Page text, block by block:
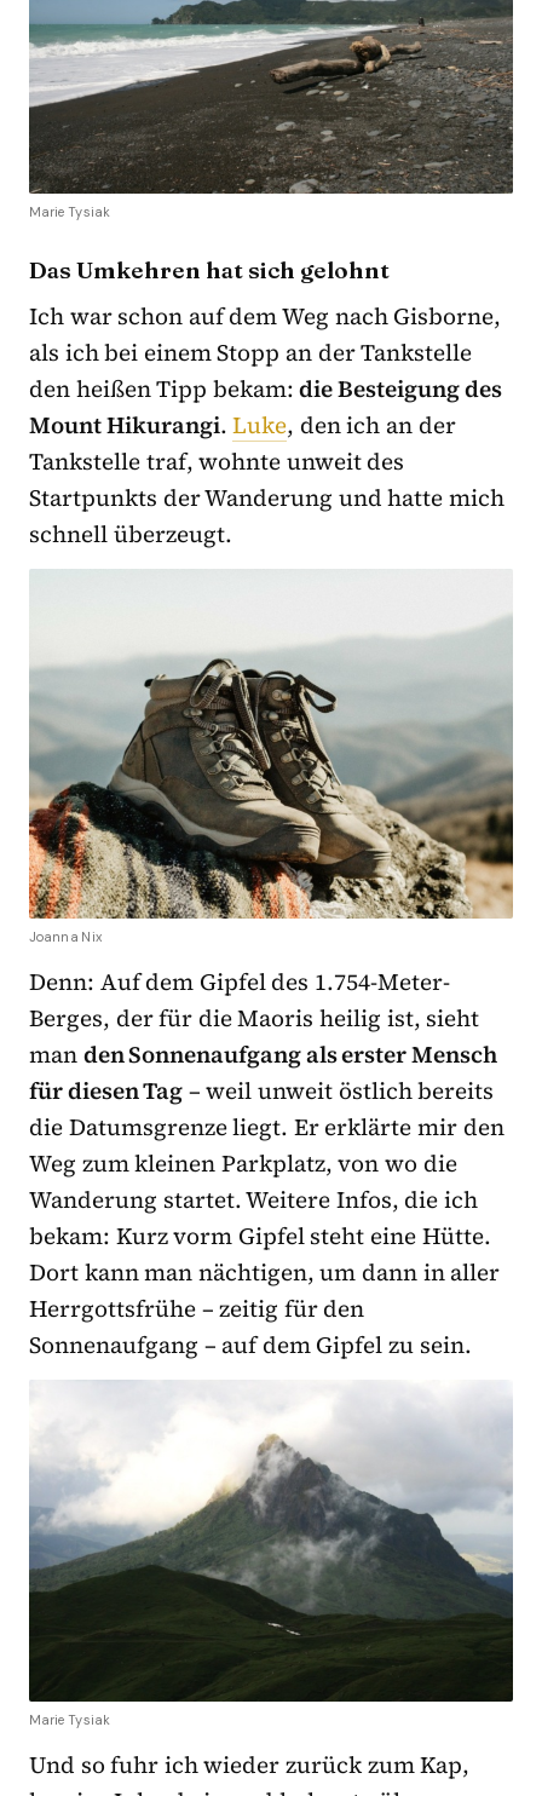
Marie Tysiak
Das Umkehren hat sich gelohnt
Ich war schon auf dem Weg nach Gisborne,
als ich bei einem Stopp an der Tankstelle
den heißen Tipp bekam:die Besteigung des
Mount Hikurangi.Luke, den ich an der
Tankstelle traf, wohnte unweit des
Startpunkts der Wanderung und hatte mich
schnell überzeugt.
Joanna Nix
Denn: Auf dem Gipfel des 1.754-Meter-
Berges, der für die Maoris heilig ist, sieht
manden Sonnenaufgang als erster Mensch
für diesen Tag– weil unweit östlich bereits
die Datumsgrenze liegt. Er erklärte mir den
Weg zum kleinen Parkplatz, von wo die
Wanderung startet. Weitere Infos, die ich
bekam: Kurz vorm Gipfel steht eine Hütte.
Dort kann man nächtigen, um dann in aller
Herrgottsfrühe – zeitig für den
Sonnenaufgang – auf dem Gipfel zu sein.
Marie Tysiak
Und so fuhr ich wieder zurück zum Kap,